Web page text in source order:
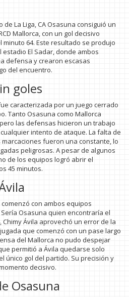
La Liga, CA Osasuna consiguió un
Mallorca, con un gol decisivo
minuto 64. Este resultado se produjo
El Sadar, donde ambos
defensa y crearon escasas
del encuentro.
goles
caracterizada por un juego cerrado
Tanto Osasuna como Mallorca
las defensas hicieron un trabajo
intento de ataque. La falta de
fueron una constante, lo
peligrosas. A pesar de algunos
de los equipos logró abrir el
45 minutos.
con ambos equipos
Osasuna quien encontraría el
Ávila aprovechó un error de la
que comenzó con un pase largo
del Mallorca no pudo despejar
permitió a Ávila quedarse solo
único gol del partido. Su precisión y
decisivo.
Osasuna